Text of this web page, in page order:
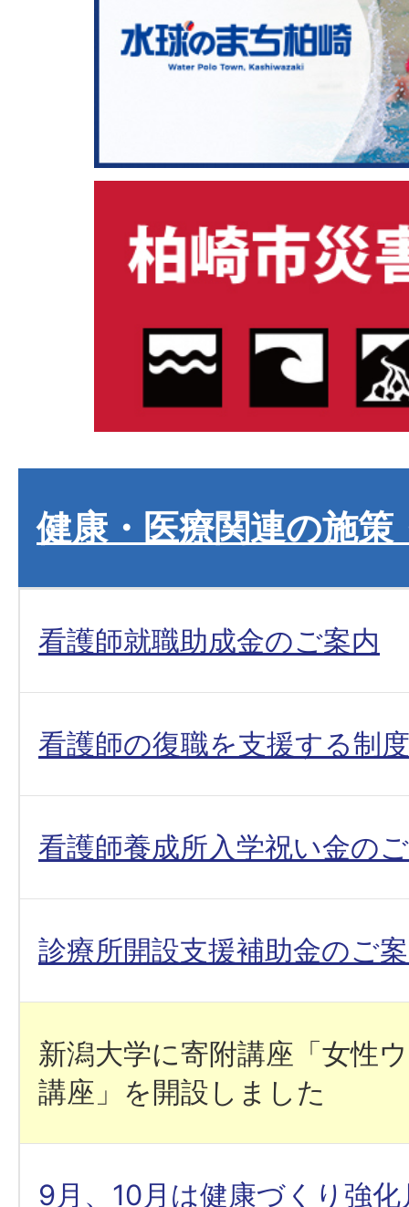
健康・医療関連の施策
看護師就職助成金のご案内
看護師の復職を支援する制
看護師養成所入学祝い金の
診療所開設支援補助金のご
新潟大学に寄附講座「女性
講座」を開設しました
9月、10月は健康づくり強